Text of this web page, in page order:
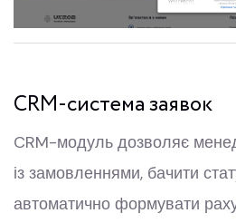
CRM-система заявок
CRM-модуль дозволяє
із замовленнями, бачити
автоматично формувати